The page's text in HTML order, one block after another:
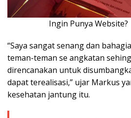
Ingin Punya Website?
“Saya sangat senang dan
teman-teman se angkatan
direncanakan untuk
dapat terealisasi,” ujar Markus
kesehatan jantung itu.